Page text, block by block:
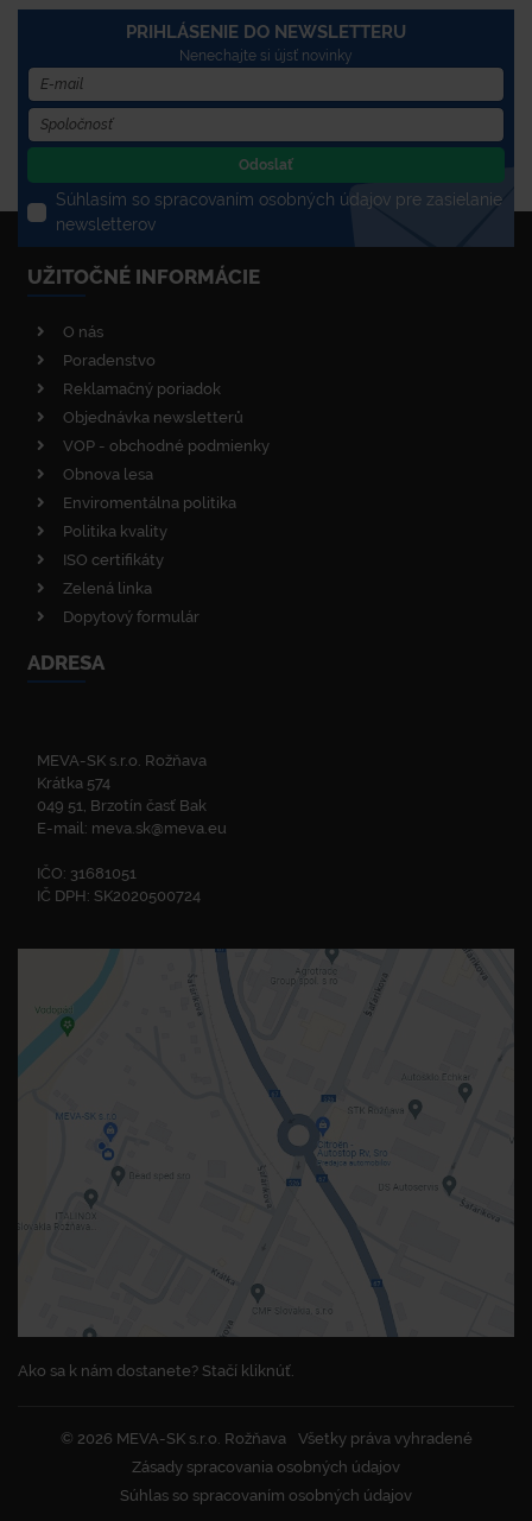
PRIHLÁSENIE DO NEWSLETTERU
Nenechajte si újsť novinky
Odoslať
Súhlasím so spracovaním osobných údajov pre zasielanie
newsletterov
UŽITOČNÉ INFORMÁCIE
O nás
Poradenstvo
Reklamačný poriadok
Objednávka newsletterů
VOP - obchodné podmienky
Obnova lesa
Enviromentálna politika
Politika kvality
ISO certifikáty
Zelená linka
Dopytový formulár
ADRESA
MEVA-SK s.r.o. Rožňava
Krátka 574
049 51, Brzotín časť Bak
E-mail: meva.sk@meva.eu
IČO: 31681051
IČ DPH: SK2020500724
Ako sa k nám dostanete? Stačí kliknúť.
© 2026 MEVA-SK s.r.o. Rožňava
Všetky práva vyhradené
Zásady spracovania osobných údajov
Súhlas so spracovaním osobných údajov